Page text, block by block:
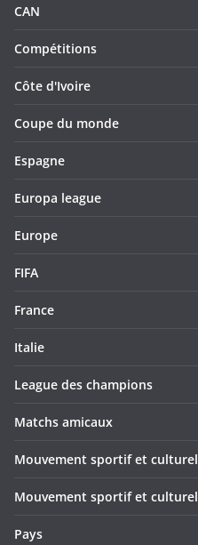
CAN
Compétitions
Côte d'Ivoire
Coupe du monde
Espagne
Europa league
Europe
FIFA
France
Italie
League des champions
Matchs amicaux
Mouvement sportif et culturel
Mouvement sportif et culturel
Pays